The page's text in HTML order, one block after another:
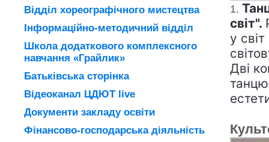
1.
світ".
у
Дві
Відділ хореографічного мистецтва
Інформаційно-методичний відділ
Школа додаткового комплексного
навчання «Грайлик»
Батьківська сторінка
Відеоканал ЦДЮТ live
Документи закладу освіти
Фінансово-господарська діяльність